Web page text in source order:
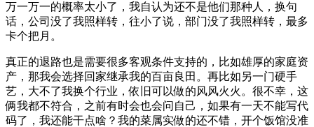
万一万一的概率太小了，我自认为还不是他们那种人，换句
话，公司没了我照样转，往小了说，部门没了我照样转，最多
卡个把月。
真正的退路也是需要很多客观条件支持的，比如雄厚的家庭资
产，那我会选择回家继承我的百亩良田。再比如另一门硬手
艺，大不了我换个行业，依旧可以做的风风火火。很不幸，这
俩我都不符合，之前有时会也会问自己，如果有一天不能写代
码了，我还能干点啥？我的菜属实做的还不错，开个饭馆没准